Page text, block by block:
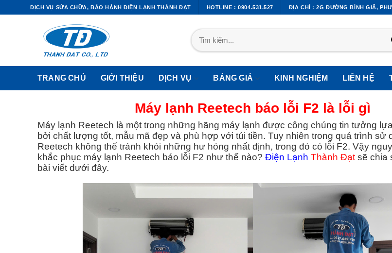
DỊCH VỤ SỬA CHỮA, BẢO HÀNH ĐIỆN LẠNH THÀNH ĐẠT HOTLINE : 0904.531.527 ĐỊA CHỈ : 2G ĐƯỜNG BÌNH GIÃ,
TRANG CHỦ GIỚI THIỆU DỊCH VỤ BẢNG GIÁ KINH NGHIỆM LIÊN HỆ
Máy lạnh Reetech báo lỗi F2 là lỗi gì
Máy lạnh Reetech là một trong những hãng máy lạnh được công chúng tin tưởng
bởi chất lượng tốt, mẫu mã đẹp và phù hợp với túi tiền. Tuy nhiên trong quá trình sử
Reetech không thể tránh khỏi những hư hỏng nhất định, trong đó có lỗi F2. Vậy
khắc phục máy lạnh Reetech báo lỗi F2 như thế nào? Điện Lạnh Thành Đạt sẽ chia
bài viết dưới đây.
CÔNG ỐNG ĐỒNG MÁY LẠNH
Công Ống Đồng Máy Lạnh
Công Ống Đồng Máy Lạnh
DỊCH VỤ SỬA TỦ LẠNH
Sửa Tủ Lạnh Quận 1
Sửa Tủ Lạnh Quận 2
Sửa Tủ Lạnh Quận 4